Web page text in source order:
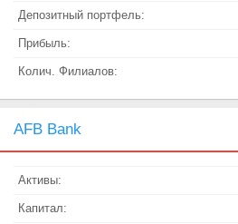
Депозитный портфель:
Прибыль:
Колич. Филиалов:
AFB Bank
Активы:
Капитал: